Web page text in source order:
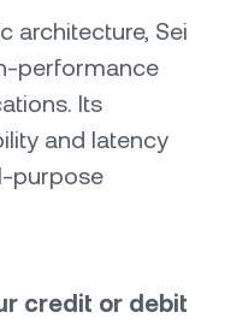
architecture, Sei
performance
Its
and latency
purpose
credit or debit